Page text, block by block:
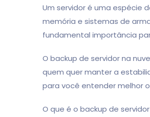
Um servidor é uma espécie
memória e sistemas de
fundamental importância
O backup de servidor na
quem quer manter a
para você entender melhor
O que é o backup de